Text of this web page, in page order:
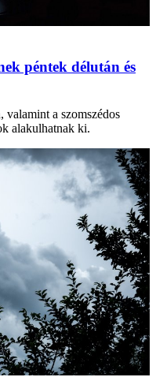
péntek délután és
valamint a szomszédos
alakulhatnak ki.